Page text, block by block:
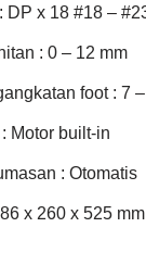
DP x 18 #18 –
: 0 – 12 mm
foot : 7
Motor built-in
: Otomatis
x 260 x 525 mm